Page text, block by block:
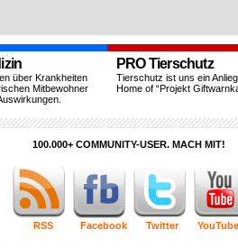
über Krankheiten
Mitbewohner
PRO Tierschutz
Tierschutz ist uns ein
Home of “Projekt
100.000+ COMMUNITY-USER. MACH MIT!
RSS Facebook Twitter YouTube